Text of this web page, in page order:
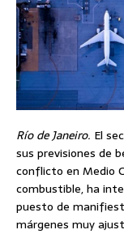
Río de Janeiro. El
sus previsiones de
conflicto en Medio
combustible, ha
puesto de
márgenes muy